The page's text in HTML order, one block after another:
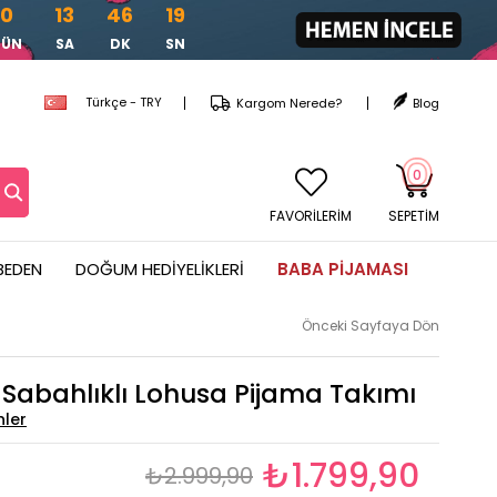
0 13
SA
46
DK
17
SN
Türkçe - TRY Blog
Kargom Nerede?
SEPETIM
0
FAVORİLERİM
DOĞUM HEDIYELIKLERI BABA PIJAMASI
Önceki Sayfaya Dön
Lohusa Pijama Takımı
₺2.999,90 ₺1.799,90